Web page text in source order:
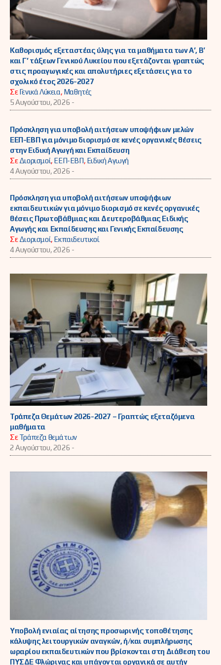
Καθορισμός εξεταστέας ύλης για τα μαθήματα των Α’, Β’
και Γ’ τάξεων Γενικού Λυκείου που εξετάζονται γραπτώς
στις προαγωγικές και απολυτήριες εξετάσεις για το
σχολικό έτος 2026-2027
ΣεΓενικά Λύκεια, Μαθητές
5 Αυγούστου, 2026 -
Πρόσκληση για υποβολή αιτήσεων υποψήφιων μελών
ΕΕΠ-ΕΒΠ για μόνιμο διορισμό σε κενές οργανικές θέσεις
στην Ειδική Αγωγή και Εκπαίδευση
ΣεΔιορισμοί, ΕΕΠ-ΕΒΠ, Ειδική Αγωγή
4 Αυγούστου, 2026 -
Πρόσκληση για υποβολή αιτήσεων υποψήφιων
εκπαιδευτικών για μόνιμο διορισμό σε κενές οργανικές
θέσεις Πρωτοβάθμιας και Δευτεροβάθμιας Ειδικής
Αγωγής και Εκπαίδευσης και Γενικής Εκπαίδευσης
ΣεΔιορισμοί, Εκπαιδευτικοί
4 Αυγούστου, 2026 -
Τράπεζα Θεμάτων 2026-2027 – Γραπτώς εξεταζόμενα
μαθήματα
ΣεΤράπεζα θεμάτων
2 Αυγούστου, 2026 -
Υποβολή ενιαίας αίτησης προσωρινής τοποθέτησης
κάλυψης λειτουργικών αναγκών, ή/και συμπλήρωσης
ωραρίου εκπαιδευτικών που βρίσκονται στη Διάθεση του
ΠΥΣΔΕ Φλώρινας και υπάγονται οργανικά σε αυτήν